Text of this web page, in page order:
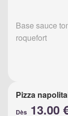
Base sauce
roquefort
Pizza
Dès 13.00